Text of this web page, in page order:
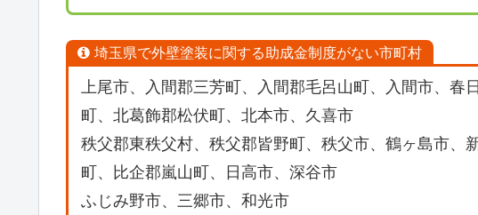
埼玉県で外壁塗装に関する助成金制度がない市町村
上尾市、入間郡三芳町、入間郡毛呂山町、入間市、
町、北葛飾郡松伏町、北本市、久喜市
秩父郡東秩父村、秩父郡皆野町、秩父市、鶴ヶ島市、
町、比企郡嵐山町、日高市、深谷市
ふじみ野市、三郷市、和光市